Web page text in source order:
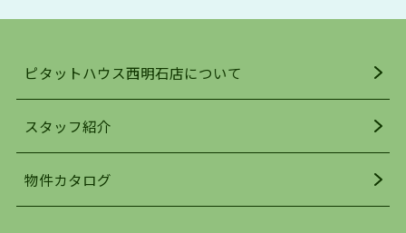
明石駅・西明石駅を中心に、明石市・神戸市西区
でお部屋探している方は、ぜひ当ＨＰにて物件を
お探しになってください。弊社は、スタッフの平
を行っており地域最大級の情報取扱量を誇ってお
ります。店頭で限られた物件をご紹介する、従来
ピタットハウス西明石店について
スタッフ紹介
物件カタログ